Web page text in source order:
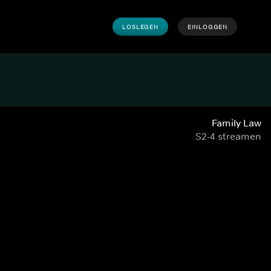
LOSLEGEN EINLOGGEN
Family Law
S2-4 streamen